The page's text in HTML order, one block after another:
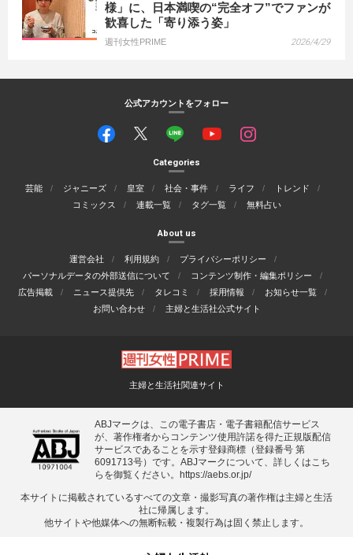
様」に、日本満喫の“完全オフ”でファンが
歓喜した「寄り添う姿」
週刊女性PRIME 2026/4/29
公式アカウントをフォロー
Categories
芸能 ジャニーズ 皇室 社会・事件 ライフ
トレンド
コミックス
連載一覧 タグ一覧 無料占い
About us
運営会社 利用規約
プライバシーポリシー
パーソナルデータの外部送信について
コンテンツ制作・編集ポリシー
広告掲載
ニュース提供先 タレコミ 採用情報
お知らせ一覧
お問い合わせ
主婦と生活社公式サイト
主婦と生活社関連サイト
ABJマークは、この電子書店・電子書籍配信サービス
が、著作権者からコンテンツ使用許諾を得た正規版配信
サービスであることを示す登録商標（登録番号 第
6091713号）です。ABJマークについて、詳しくはこち
らを御覧ください。
https://aebs.or.jp/
本サイトに掲載されているすべての⽂章・撮影写真の著作権は主婦と⽣活
社に帰属します。
他サイトや他媒体への無断転載・複製⾏為は固く禁⽌します。